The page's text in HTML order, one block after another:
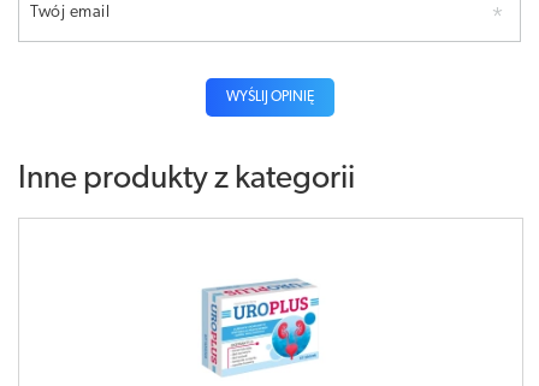
Twój email
WYŚLIJ OPINIĘ
Inne produkty z kategorii